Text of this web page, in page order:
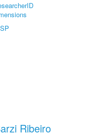
Ribeiro